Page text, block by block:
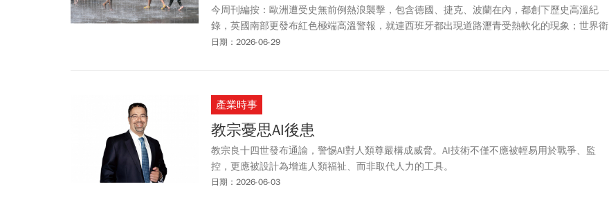
今周刊編按：歐洲遭受史無前例熱浪襲擊，包含德國、捷克、波蘭在內，都創下歷史高溫紀
錄，英國南部更發布紅色極端高溫警報，就連西班牙都出現道路瀝青受熱軟化的現象；世界衛
生組織（WHO）警告，這波熱浪已在歐洲奪走超過1300條人命。根據路透社報導，法國公共
由於「4大硬傷」仍是歐洲冷氣普及率最低的國家之一，只有約4分之1的法國家庭裝有冷氣。
這也讓法國不少民眾湧入賣場搶購電風扇與行動冷氣，部分貨架甚至很快被掃購一空。社群媒
體上更有民眾抱怨自己跑了200公里才買到最後一台空調。CNN記者甚至在倫敦街頭走了1萬5
千步，還是找不到一台可買的冷氣機。
日期：2026-06-29
產業時事
教宗憂思AI後患
教宗良十四世發布通諭，警惕AI對人類尊嚴構成威脅。AI技術不僅不應被輕易用於戰爭、監
控，更應被設計為增進人類福祉、而非取代人力的工具。
日期：2026-06-03